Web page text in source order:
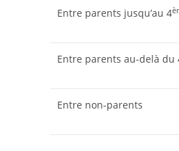
Entre parents jusqu’au 4
Entre parents au-delà du
Entre non-parents